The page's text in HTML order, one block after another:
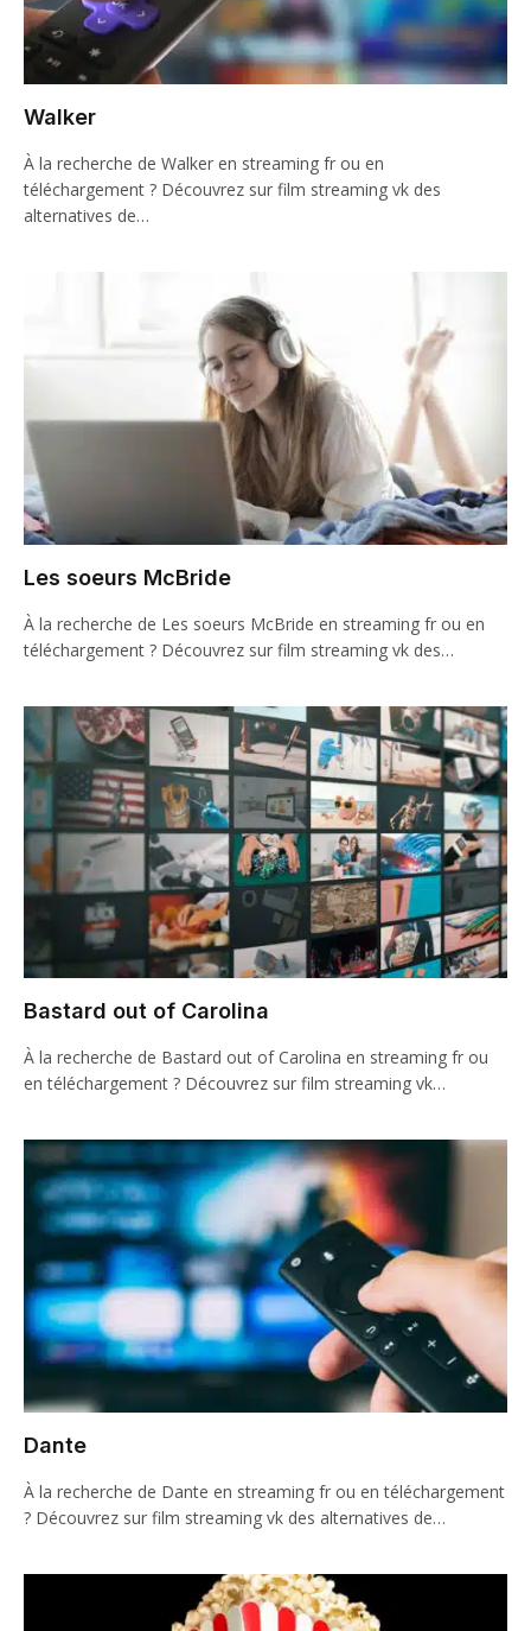
Walker
À la recherche de Walker en streaming fr ou en
téléchargement ? Découvrez sur film streaming vk des
alternatives de…
Les soeurs McBride
À la recherche de Les soeurs McBride en streaming fr ou en
téléchargement ? Découvrez sur film streaming vk des…
Bastard out of Carolina
À la recherche de Bastard out of Carolina en streaming fr ou
en téléchargement ? Découvrez sur film streaming vk…
Dante
À la recherche de Dante en streaming fr ou en téléchargement
? Découvrez sur film streaming vk des alternatives de…